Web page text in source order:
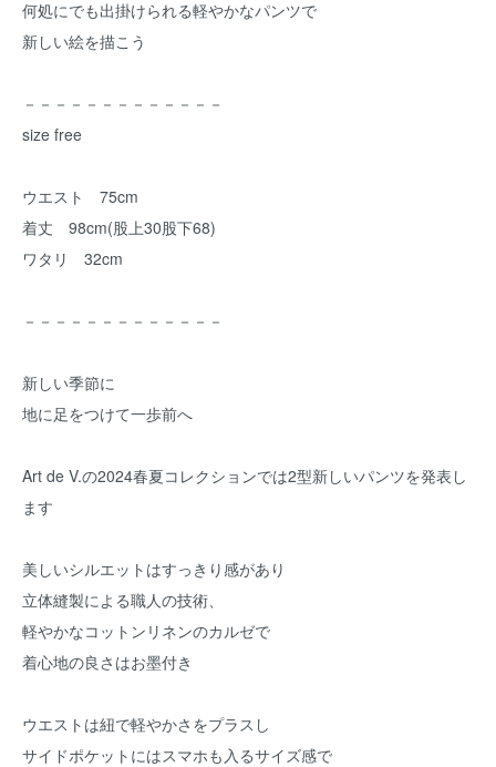
何処にでも出掛けられる軽やかなパンツで
新しい絵を描こう
－－－－－－－－－－－－－
size free
ウエスト 75cm
着丈 98cm(股上30股下68)
ワタリ 32cm
－－－－－－－－－－－－－
新しい季節に
地に足をつけて一歩前へ
Art de V.の2024春夏コレクションでは2型新しいパンツを発表し
ます
美しいシルエットはすっきり感があり
立体縫製による職人の技術、
軽やかなコットンリネンのカルゼで
着心地の良さはお墨付き
ウエストは紐で軽やかさをプラスし
サイドポケットにはスマホも入るサイズ感で